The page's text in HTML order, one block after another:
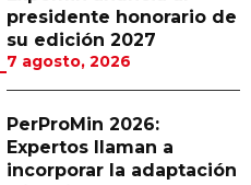
presidente honorario de
su edición 2027
7 agosto, 2026
PerProMin 2026:
Expertos llaman a
incorporar la adaptación